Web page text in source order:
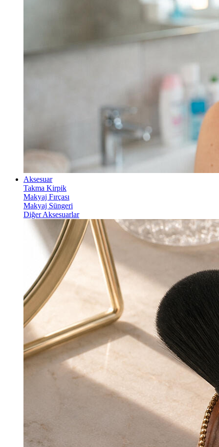
Aksesuar
Takma Kirpik
Makyaj Fırçası
Makyaj Süngeri
Diğer Aksesuarlar